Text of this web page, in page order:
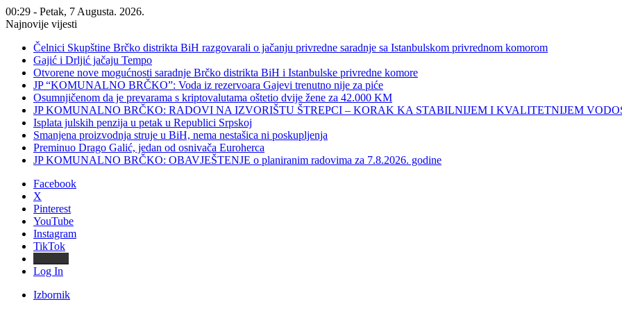
00:29 - Petak, 7 Augusta. 2026.
Najnovije vijesti
Čelnici Skupštine Brčko distrikta BiH razgovarali o jačanju privredne saradnje sa Istanbulskom privrednom komorom
Gajić i Drljić jačaju Tempo
Otvorene nove mogućnosti saradnje Brčko distrikta BiH i Istanbulske privredne komore
JP “KOMUNALNO BRČKO”: Voda iz rezervoara Gajevi trenutno nije za piće
Osumnjičenom da je prevarama s kriptovalutama oštetio dvije žene za 42.000 KM
JP KOMUNALNO BRČKO: RADOVI NA IZVORIŠTU ŠTREPCI – KORAK KA STABILNIJEM I KVALITETNIJEM
Isplata julskih penzija u petak u Republici Srpskoj
Smanjena proizvodnja struje u BiH, nema nestašica ni poskupljenja
Preminuo Drago Galić, jedan od osnivača Euroherca
JP KOMUNALNO BRČKO: OBAVJEŠTENJE o planiranim radovima za 7.8.2026. godine
Facebook
X
Pinterest
YouTube
Instagram
TikTok
Log In
Izbornik